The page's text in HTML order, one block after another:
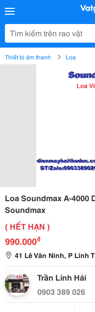
Thiết bị âm thanh Loa
Loa Soundmax A-4000
Soundmax
( HẾT HẠN )
990.000₫
41 Lê Văn Ninh, P Linh
Trần Linh Hải
0903 389 026